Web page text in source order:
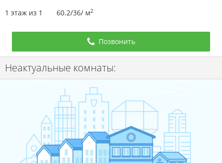
1 этаж из 1 60.2/36/ м2
Позвонить
Неактуальные комнаты: